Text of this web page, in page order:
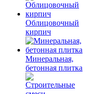
Облицовочный
кирпич
Минеральная,
бетонная плитка